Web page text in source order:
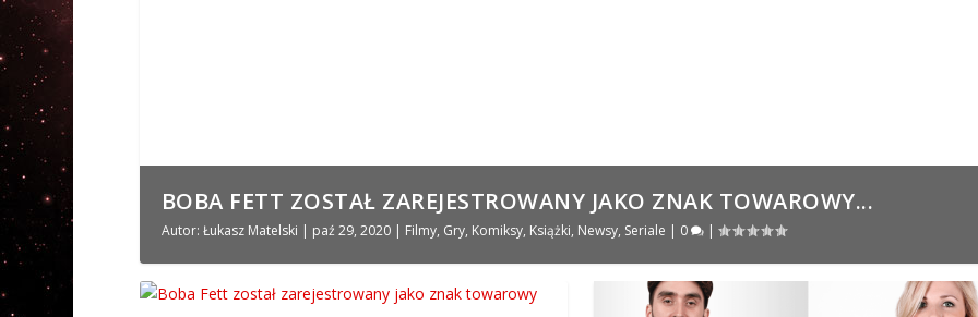
BOBA FETT ZOSTAŁ ZAREJESTROWANY JAKO ZNAK TOWAROWY...
Autor: Łukasz Matelski | paź 29, 2020| Filmy, Gry, Komiksy, Książki, Newsy, Seriale | 0 |